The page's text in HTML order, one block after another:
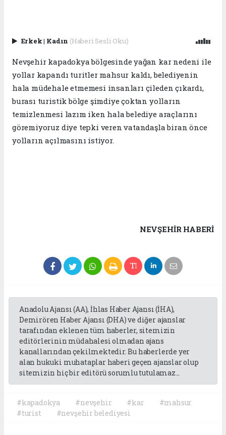
Erkek| Kadın (Haberi Sesli Oku)
Nevşehir kapadokya bölgesinde yağan kar nedeni ile
yollar kapandı turitler mahsur kaldı, belediyenin
hala müdehale etmemesi insanları çileden çıkardı,
burası turistik bölge şimdiye çoktan yolların
temizlenmesi lazım iken hala belediye araçlarını
göremiyoruz diye tepki veren vatandaşla biran önce
yolların açılmasını istiyor.
NEVŞEHIR HABERİ
Anadolu Ajansı (AA), İhlas Haber Ajansı (İHA),
Demirören Haber Ajansı (DHA) ve diğer ajanslar
tarafından eklenen tüm haberler, sitemizin
editörlerinin müdahalesi olmadan ajans
kanallarından çekilmektedir. Bu haberlerde yer
alan hukuki muhataplar haberi geçen ajanslar olup
sitemizin hiç bir editörü sorumlu tutulamaz...
#kapadokya #nevşehir #kar
#mahsur
#turist
#nevşehir belediyesi